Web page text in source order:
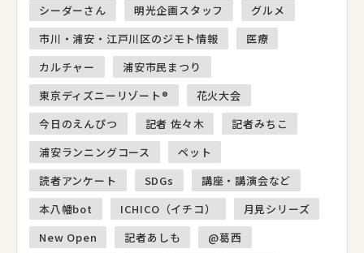
シーダーさん
明光企画スタッフ
グルメ
市川・浦安・江戸川区のジモト情報
医療
カルチャー
浦安市民まつり
東京ディズニーリゾート®
花火大会
今日のえんぴつ
記者 佐々木
記者みちこ
浦安ランニングコース
ペット
読者アンケート
SDGs
講座・講演会など
本八幡bot
ICHICO（イチコ）
月見シリーズ
New Open
記者あしも
@葛西